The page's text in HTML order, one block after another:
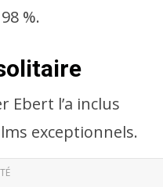
%.
Ebert l’a inclus
exceptionnels.